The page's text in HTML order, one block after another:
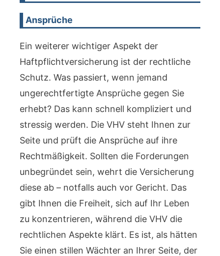
Ansprüche
Ein weiterer wichtiger Aspekt der
Haftpflichtversicherung ist der rechtliche
Schutz. Was passiert, wenn jemand
ungerechtfertigte Ansprüche gegen Sie
erhebt? Das kann schnell kompliziert und
stressig werden. Die VHV steht Ihnen zur
Seite und prüft die Ansprüche auf ihre
Rechtmäßigkeit. Sollten die Forderungen
unbegründet sein, wehrt die Versicherung
diese ab – notfalls auch vor Gericht. Das
gibt Ihnen die Freiheit, sich auf Ihr Leben
zu konzentrieren, während die VHV die
rechtlichen Aspekte klärt. Es ist, als hätten
Sie einen stillen Wächter an Ihrer Seite, der